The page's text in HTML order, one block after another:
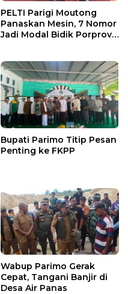
PELTI Parigi Moutong
Panaskan Mesin, 7 Nomor
Jadi Modal Bidik Porprov
Bupati Parimo Titip Pesan
Penting ke FKPP
Wabup Parimo Gerak
Cepat, Tangani Banjir di
Desa Air Panas